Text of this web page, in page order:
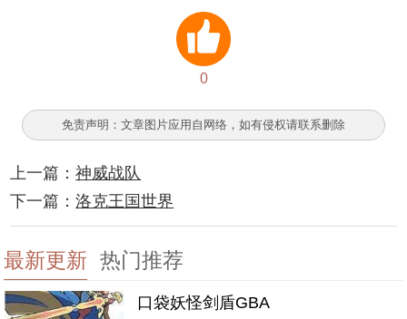
0
免责声明：文章图片应用自网络，如有侵权请联系删除
上一篇：神威战队
下一篇：洛克王国世界
最新更新 热门推荐
口袋妖怪剑盾GBA